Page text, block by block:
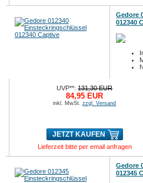
Gedore
012340
UVP**:131,30 EUR
84,95 EUR
inkl. MwSt.zzgl. Versand
JETZT KAUFEN
Lieferzeit bitte per email anfragen
Gedore
012345